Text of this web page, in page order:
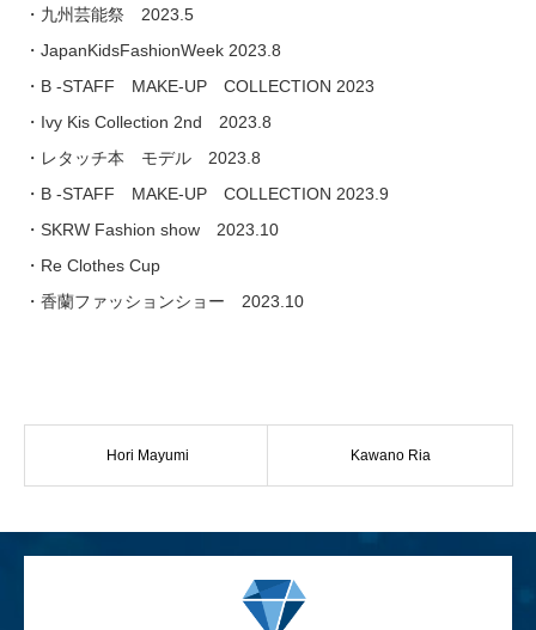
・九州芸能祭 2023.5
・JapanKidsFashionWeek 2023.8
・B -STAFF MAKE-UP COLLECTION 2023
・Ivy Kis Collection 2nd 2023.8
・レタッチ本 モデル 2023.8
・B -STAFF MAKE-UP COLLECTION 2023.9
・SKRW Fashion show 2023.10
・Re Clothes Cup
・香蘭ファッションショー 2023.10
Hori Mayumi Kawano Ria